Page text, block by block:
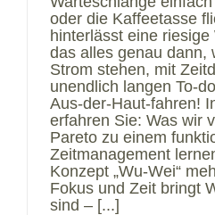
oder die Kaffeetasse
hinterlässt eine
das alles genau dann,
Strom stehen, mit
unendlich langen To-
Aus-der-Haut-fahren!
erfahren Sie: Was wir
Pareto zu einem
Zeitmanagement
Konzept „Wu-Wei“
Fokus und Zeit bringt
sind – [...]